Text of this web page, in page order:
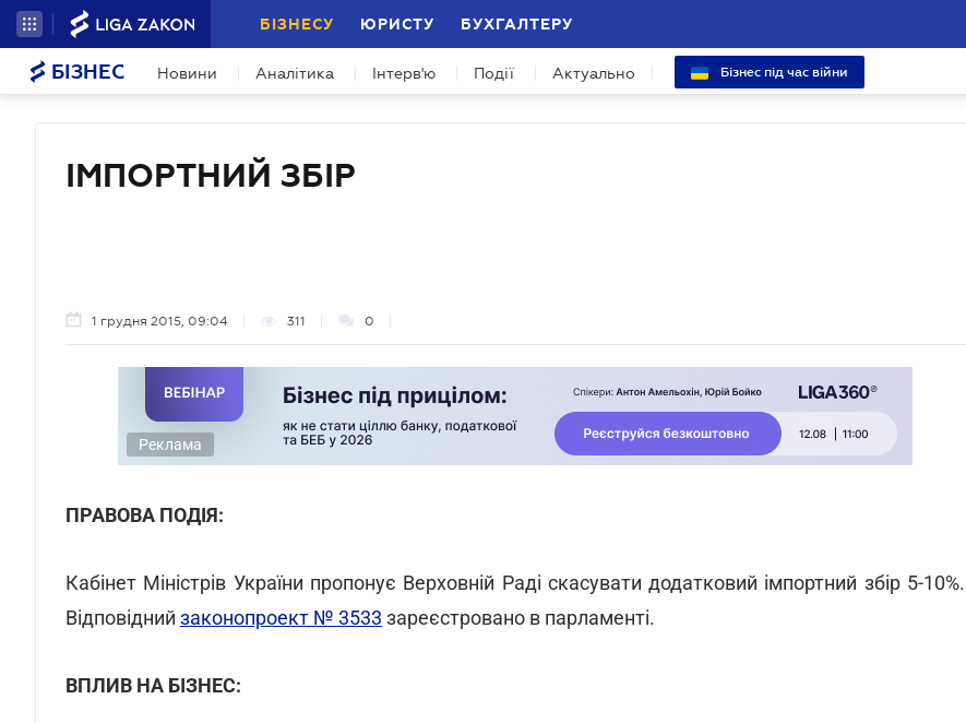
БІЗНЕСУ ЮРИСТУ БУХГАЛТЕРУ
БІЗНЕС Новини Аналітика Інтерв'ю Події Актуально Бізнес під час війни
ІМПОРТНИЙ ЗБІР
1 грудня 2015, 09:04 311 0
Реклама
ПРАВОВА ПОДІЯ:
Кабінет Міністрів України пропонує Верховній Раді скасувати додатковий імпортний збір 5-10%.
Відповідний законопроект № 3533 зареєстровано в парламенті.
ВПЛИВ НА БІЗНЕС: